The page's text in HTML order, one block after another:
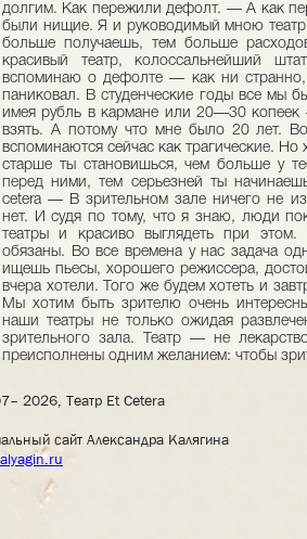
долгим. Как пережили дефолт. — А как
были нищие. Я и руководимый мною
больше получаешь, тем больше
красивый театр, колоссальнейший
вспоминаю о дефолте — как ни
паниковал. В студенческие годы все мы
имея рубль в кармане или 20—30
взять. А потому что мне было 20 лет.
вспоминаются сейчас как трагические.
старше ты становишься, чем больше у
перед ними, тем серьезней ты
cetera — В зрительном зале ничего не
нет. И судя по тому, что я знаю, люди
театры и красиво выглядеть при этом.
обязаны. Во все времена у нас задача
ищешь пьесы, хорошего режиссера,
вчера хотели. Того же будем хотеть и
Мы хотим быть зрителю очень
наши театры не только ожидая
зрительного зала. Театр — не
преисполнены одним желанием: чтобы
2026, Театр Et Cetera
сайт Александра Калягина